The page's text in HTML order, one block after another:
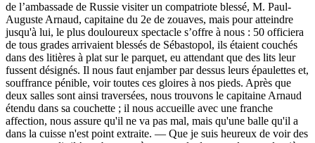
de l’ambassade de Russie visiter un compatriote blessé, M. Paul-
Auguste Arnaud, capitaine du 2e de zouaves, mais pour atteindre
jusqu'à lui, le plus douloureux spectacle s’offre à nous : 50 officiera
de tous grades arrivaient blessés de Sébastopol, ils étaient couchés
dans des litières à plat sur le parquet, eu attendant que des lits leur
fussent désignés. Il nous faut enjamber par dessus leurs épaulettes et,
souffrance pénible, voir toutes ces gloires à nos pieds. Après que
deux salles sont ainsi traversées, nous trouvons le capitaine Arnaud
étendu dans sa couchette ; il nous accueille avec une franche
affection, nous assure qu'il ne va pas mal, mais qu'une balle qu'il a
dans la cuisse n'est point extraite. — Que je suis heureux de voir des